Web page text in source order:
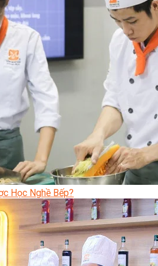
Học Nghề Bếp?